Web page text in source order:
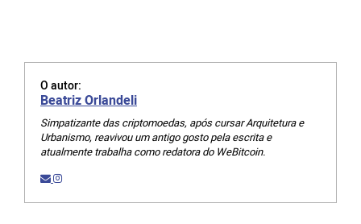
O autor:
Beatriz Orlandeli
Simpatizante das criptomoedas, após cursar Arquitetura e
Urbanismo, reavivou um antigo gosto pela escrita e
atualmente trabalha como redatora do WeBitcoin.